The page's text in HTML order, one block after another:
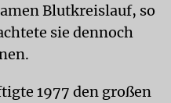
Blutkreislauf, so
sie dennoch
1977 den großen